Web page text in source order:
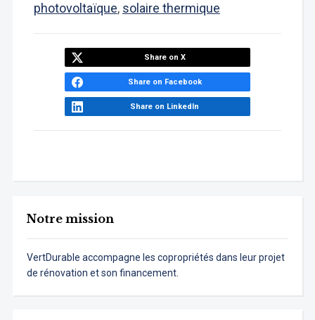
Notre mission
VertDurable accompagne les copropriétés dans leur projet
de rénovation et son financement.
photovoltaïque, solaire thermique
Share on X
Share on Facebook
Share on LinkedIn